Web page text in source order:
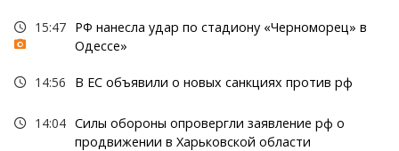
15:47 РФ нанесла удар по стадиону «Черноморец» в
Одессе»
14:56 В ЕС объявили о новых санкциях против рф
14:04 Силы обороны опровергли заявление рф о
продвижении в Харьковской области